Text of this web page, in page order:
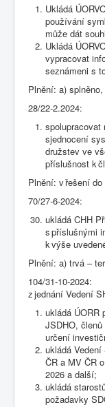
Ukládá
používání
může dát
Ukládá
vypracovat
seznámeni s
Plnění: a)
28/22-2.2024:
spolupracovat
sjednocení
družstev ve
příslušnost k
Plnění: v řešení
70/27-6-2024:
ukládá CHH
s příslušnými
k výše
Plnění: a) trvá –
104/31-10-
z jednání Vedení
ukládá ÚORR
JSDHO,
určení
ukládá
ČR a MV ČR
2026 a další;
ukládá
požadavky